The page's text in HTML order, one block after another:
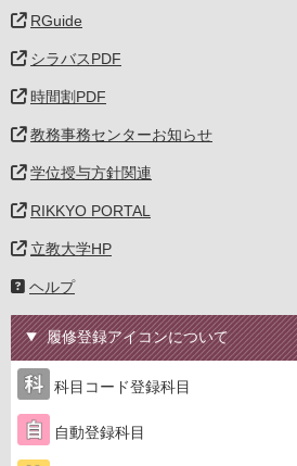
RGuide
シラバスPDF
時間割PDF
教務事務センターお知らせ
学位授与方針関連
RIKKYO PORTAL
立教大学HP
ヘルプ
履修登録アイコンについて
科目コード登録科目
自動登録科目